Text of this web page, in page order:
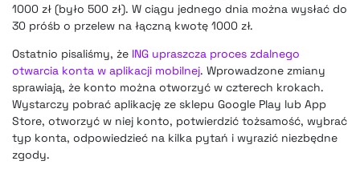
1000 zł (było 500 zł). W ciągu jednego dnia można wysłać do
30 próśb o przelew na łączną kwotę 1000 zł.
Ostatnio pisaliśmy, że ING upraszcza proces zdalnego
otwarcia konta w aplikacji mobilnej. Wprowadzone zmiany
sprawiają, że konto można otworzyć w czterech krokach.
Wystarczy pobrać aplikację ze sklepu Google Play lub App
Store, otworzyć w niej konto, potwierdzić tożsamość, wybrać
typ konta, odpowiedzieć na kilka pytań i wyrazić niezbędne
zgody.